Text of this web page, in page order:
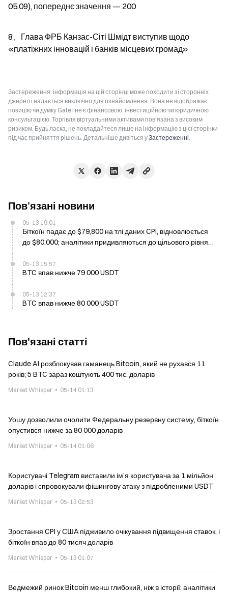
05.09), попереднє значення — 200
8、Глава ФРБ Канзас-Сіті Шмідт виступив щодо
«платіжних інновацій і банків місцевих громад»
Застереження: інформація на цій сторінці може походити зі сторонніх
джерел і надається виключно для ознайомлення. Вона не відображає
позицію чи думку Gate і не є фінансовою, інвестиційною чи юридичною
консультацією. Торгівля віртуальними активами пов’язана з високим
ризиком. Будь ласка, не покладайтеся лише на інформацію з цієї сторінки
під час прийняття рішень. Детальніше дивіться уЗастереженні.
Пов’язані новини
05-13 19:01
Біткоїн падає до $79,800 на тлі даних CPI, відновлюється
до $80,000; аналітики придивляються до цільового рівня
05-13 15:57
BTC впав нижче 79 000 USDT
05-13 12:37
BTC впав нижче 80 000 USDT
Пов'язані статті
Claude AI розблокував гаманець Bitcoin, який не рухався 11
років; 5 BTC зараз коштують 400 тис. доларів
Market Whisper 05-14 01:13
Уошу дозволили очолити Федеральну резервну систему, біткоїн
опустився нижче за 80 000 доларів
Market Whisper 05-14 01:06
Користувачі Telegram виставили ім’я користувача за 1 мільйон
доларів і спровокували фішингову атаку з підробленими USDT
Market Whisper 05-13 02:53
Зростання CPI у США підживило очікування підвищення ставок, і
біткоїн впав до 80 тисяч доларів
Market Whisper 05-13 01:07
Ведмежий ринок Bitcoin менш глибокий, ніж в історії: аналітики